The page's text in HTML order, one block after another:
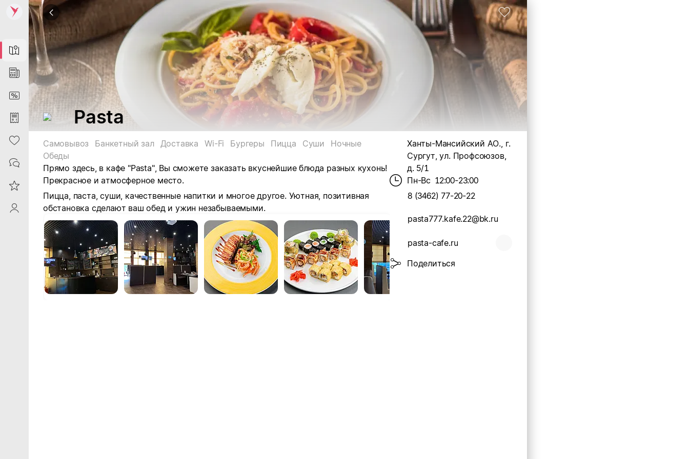
Map
News
DiscountCard
Purchases
Heart
Contacts
Reviews
ProfileSaby
Pasta
Самовывоз Банкетный зал Доставка Wi-Fi Бургеры Пицца Суши
Ночные
Обеды
Прямо здесь, в кафе "Pasta", Вы сможете заказать вкуснейшие блюда разных кухонь!
Прекрасное и атмосферное место.
Пицца, паста , суши, качественные напитки и многое другое. Уютная, позитивная
обстановка сделают ваш обед и ужин незабываемыми.
Ханты-Мансийский АО., г.
Сургут, ул. Профсоюзов,
д. 5/1
Пн-Вс 12:00-23:00
8 (3462) 77-20-22
pasta777.kafe.22@bk.ru
pasta-cafe.ru
Поделиться